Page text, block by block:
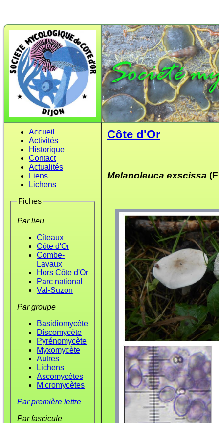
Accueil
Activités
Historique
Contact
Actualités
Liens
Lichens
Fiches
Par lieu
Cîteaux
Côte d'Or
Combe-
Lavaux
Hors Côte d'Or
Parc national
Val-Suzon
Par groupe
Basidiomycète
Discomycète
Pyrénomycète
Myxomycète
Autres
Lichens
Ascomycètes
Micromycètes
Par première lettre
Par fascicule
Côte d'Or
Melanoleuca exscissa